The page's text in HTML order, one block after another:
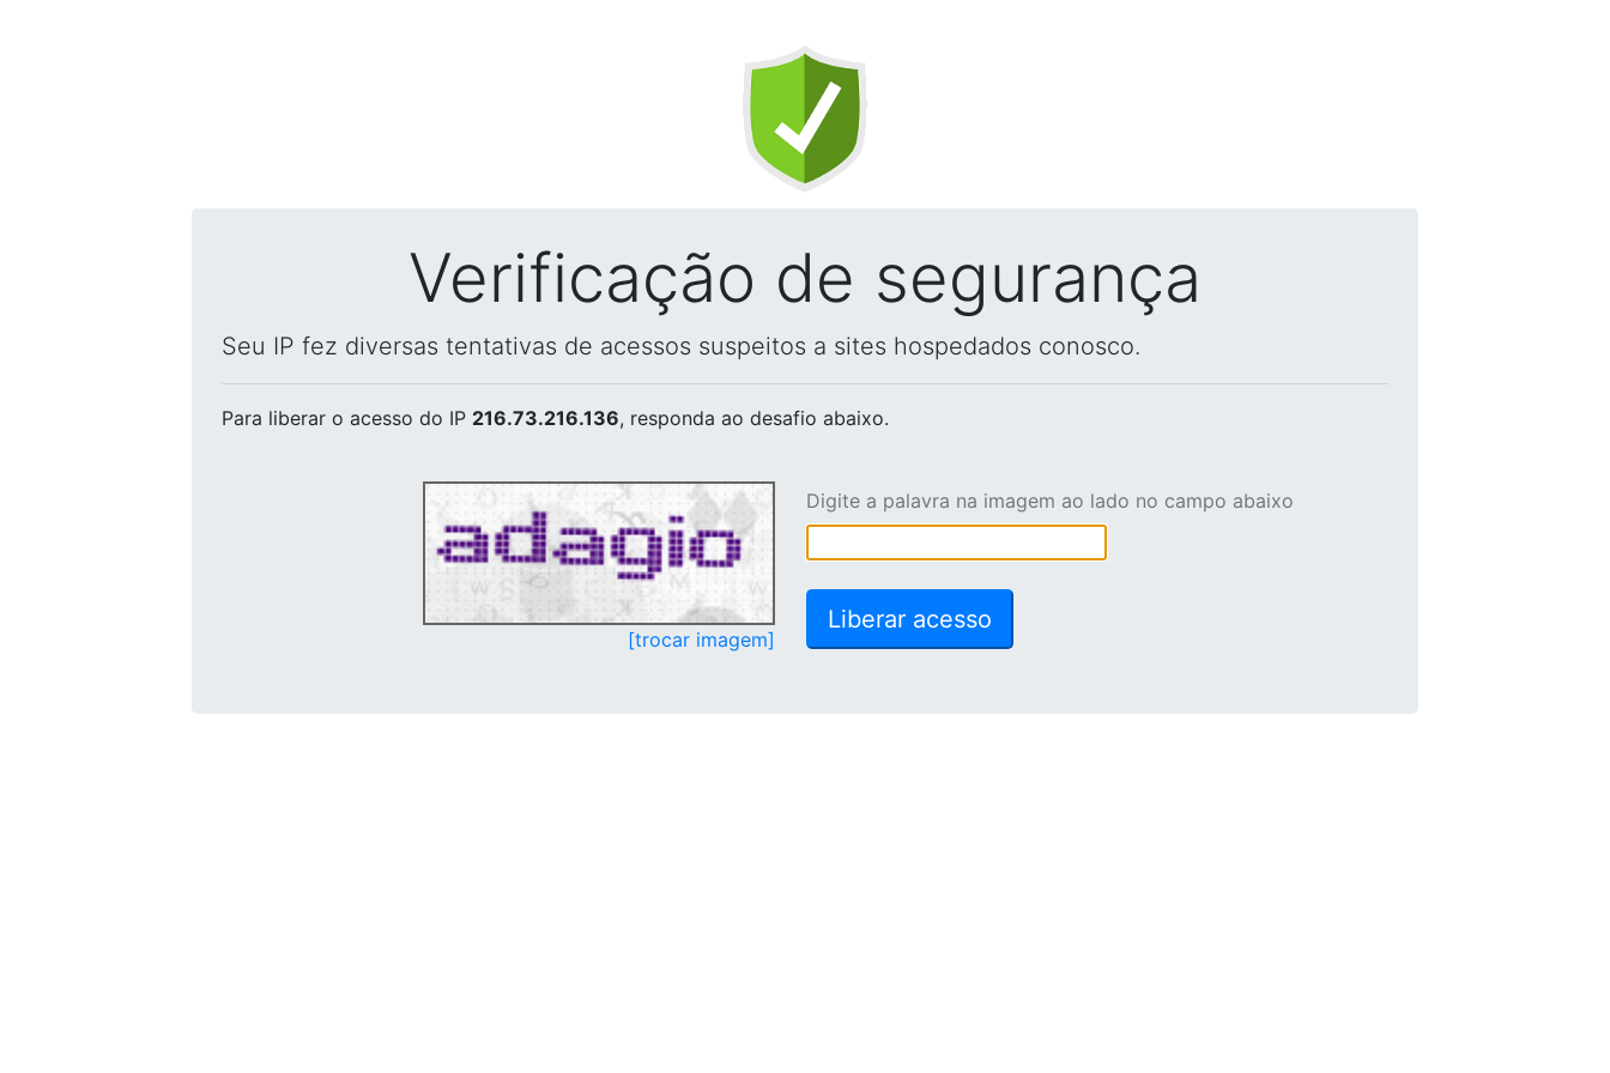
Verificação de segurança
Seu IP fez diversas tentativas de acessos suspeitos a sites hospedados conosco.
Para liberar o acesso do IP 216.73.216.136, responda ao desafio abaixo.
[trocar imagem]
Digite a palavra na imagem ao lado no campo abaixo